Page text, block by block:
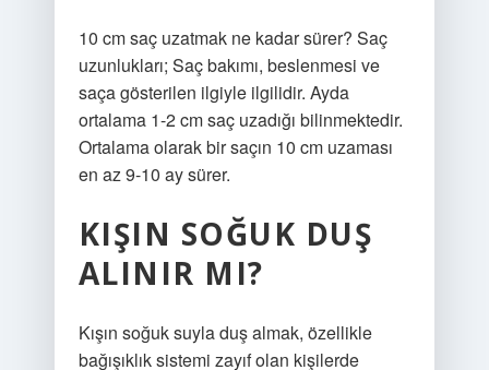
10 cm saç uzatmak ne kadar sürer? Saç
uzunlukları; Saç bakımı, beslenmesi ve
saça gösterilen ilgiyle ilgilidir. Ayda
ortalama 1-2 cm saç uzadığı bilinmektedir.
Ortalama olarak bir saçın 10 cm uzaması
en az 9-10 ay sürer.
KIŞIN SOĞUK DUŞ
ALINIR MI?
Kışın soğuk suyla duş almak, özellikle
bağışıklık sistemi zayıf olan kişilerde